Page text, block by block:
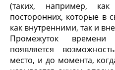
(таких, например, как
посторонних, которые в
как внутренними, так и
Промежуток
появляется
место, и до момента,